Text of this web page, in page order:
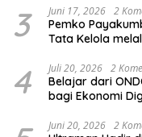
3 Juni 17, 2026 2
Pemko
Tata Kelola
4 Juli 20, 2026 2
Belajar dari
bagi Ekonomi
Juni 20, 2026 2